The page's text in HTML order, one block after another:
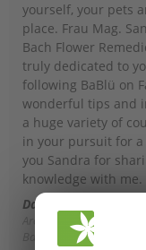
yourself, your pets
place. Frau Mag. Sandra Stopar can help you find the best
Bach Flower
truly dedicated to your
following BaBlü on
wonderful tips and
a huge variety of
in your pursuit for a
you Sandra for
knowledge with me.
Darci S.
Aromatherapie -
Bachblütenakademie,